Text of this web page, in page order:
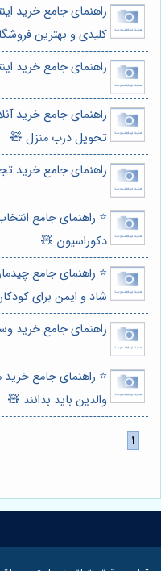
راهنمای جامع خرید
کلیدی و بهترین
راهنمای جامع خرید
راهنمای جامع خرید
تحویل درب منزل 🧸
راهنمای جامع خرید
⭐️ راهنمای جامع
دکوراسیون 🧸
⭐️ راهنمای جامع
شاد و ایمن برای
راهنمای جامع خرید
⭐️ راهنمای جامع
والدین باید بدانند 🧸